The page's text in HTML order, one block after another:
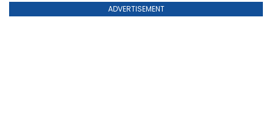
ADVERTISEMENT